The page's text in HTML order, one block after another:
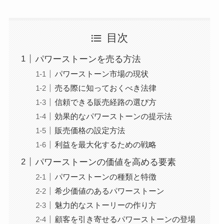
目次
パワーストーンを売る方法
パワーストーン市場の現状
売る際に知っておくべき法律
信頼できる販売経路の選び方
効果的なパワーストーンの提示法
販売価格の設定方法
利益を最大化するための戦略
パワーストーンの価値を高める要素
パワーストーンの種類と特徴
希少価値のあるパワーストーン
魅力的なストーリーの作り方
顧客を引き寄せるパワーストーンの登場